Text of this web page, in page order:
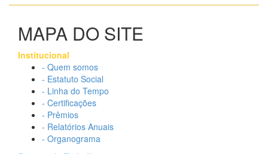
MAPA DO SITE
Institucional
- Quem somos
- Estatuto Social
- Linha do Tempo
- Certificações
- Prêmios
- Relatórios Anuais
- Organograma